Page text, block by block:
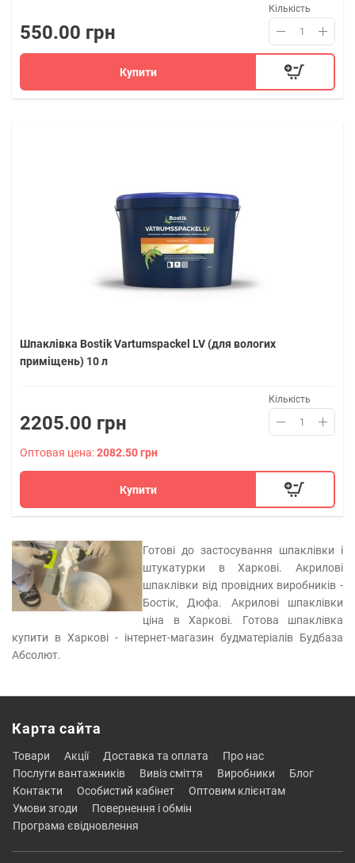
550.00 грн
Кількість
Купити
Шпаклівка Bostik Vartumspackel LV (для вологих
приміщень) 10 л
2205.00 грн
Кількість
Оптовая цена:2082.50 грн
Купити
Готові до застосування шпаклівки і
штукатурки в Харкові. Акрилові
шпаклівки від провідних виробників -
Бостік, Дюфа. Акрилові шпаклівки
ціна в Харкові. Готова шпаклівка
купити в Харкові - інтернет-магазин будматеріалів Будбаза
Абсолют.
Карта сайта
товари акції доставка та оплата
про нас
послуги вантажників
вивіз сміття виробники
блог
контакти
особистий кабінет
оптовим клієнтам
умови згоди
повернення і обмін
програма євідновлення